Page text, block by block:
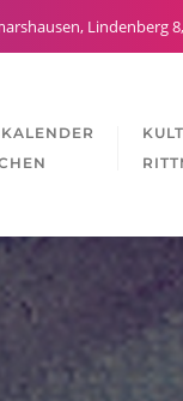
Lindenberg